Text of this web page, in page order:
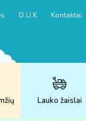
D.U.K Kontaktai
Lauko žaislai